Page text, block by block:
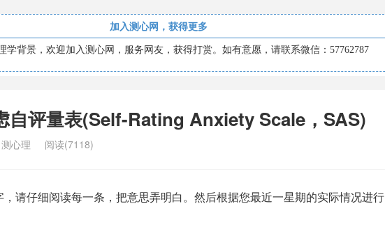
加入测心网，获得更多
学背景，欢迎加入测心网，服务网友，获得打赏。如有意愿，请联系微信：57762787
自评量表(Self-Rating Anxiety Scale，SAS)
测心理 阅读(7118)
请仔细阅读每一条，把意思弄明白。然后根据您最近一星期的实际情况进行